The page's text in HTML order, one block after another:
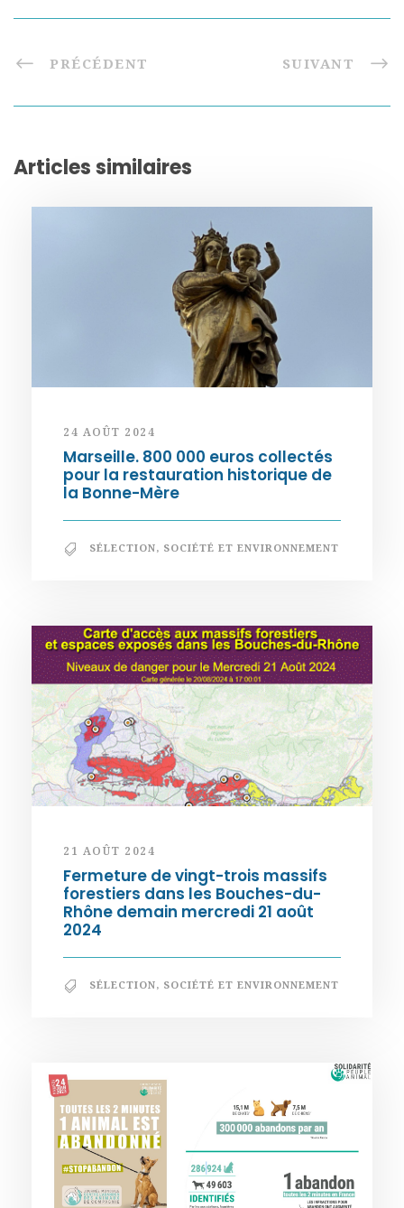
PRÉCÉDENT SUIVANT
Articles similaires
24 AOÛT 2024
Marseille. 800 000 euros collectés
pour la restauration historique de
la Bonne-Mère
SÉLECTION, SOCIÉTÉ ET ENVIRONNEMENT
21 AOÛT 2024
Fermeture de vingt-trois massifs
forestiers dans les Bouches-du-
Rhône demain mercredi 21 août
2024
SÉLECTION, SOCIÉTÉ ET ENVIRONNEMENT